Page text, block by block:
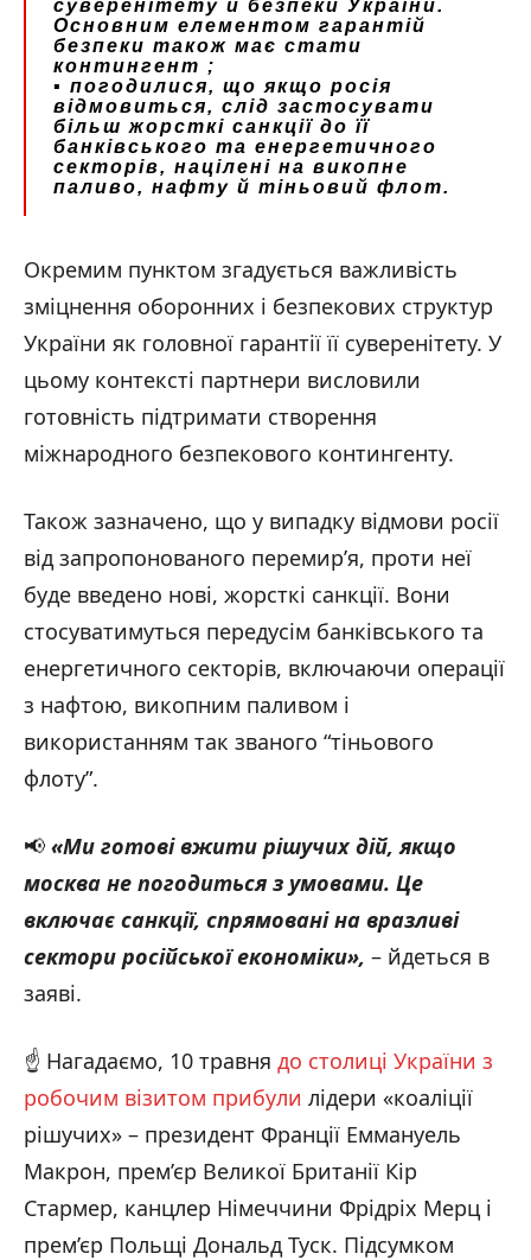
суверенітету й безпеки України.
Основним елементом гарантій
безпеки також має стати
контингент ;
▪️ погодилися, що якщо росія
відмовиться, слід застосувати
більш жорсткі санкції до її
банківського та енергетичного
секторів, націлені на викопне
паливо, нафту й тіньовий флот.
Окремим пунктом згадується важливість
зміцнення оборонних і безпекових структур
України як головної гарантії її суверенітету. У
цьому контексті партнери висловили
готовність підтримати створення
міжнародного безпекового контингенту.
Також зазначено, що у випадку відмови росії
від запропонованого перемир’я, проти неї
буде введено нові, жорсткі санкції. Вони
стосуватимуться передусім банківського та
енергетичного секторів, включаючи операції
з нафтою, викопним паливом і
використанням так званого “тіньового
флоту”.
📢 «Ми готові вжити рішучих дій, якщо
москва не погодиться з умовами. Це
включає санкції, спрямовані на вразливі
сектори російської економіки», – йдеться в
заяві.
☝️ Нагадаємо, 10 травня до столиці України з
робочим візитом прибули лідери «коаліції
рішучих» – президент Франції Еммануель
Макрон, прем’єр Великої Британії Кір
Стармер, канцлер Німеччини Фрідріх Мерц і
прем’єр Польщі Дональд Туск. Підсумком